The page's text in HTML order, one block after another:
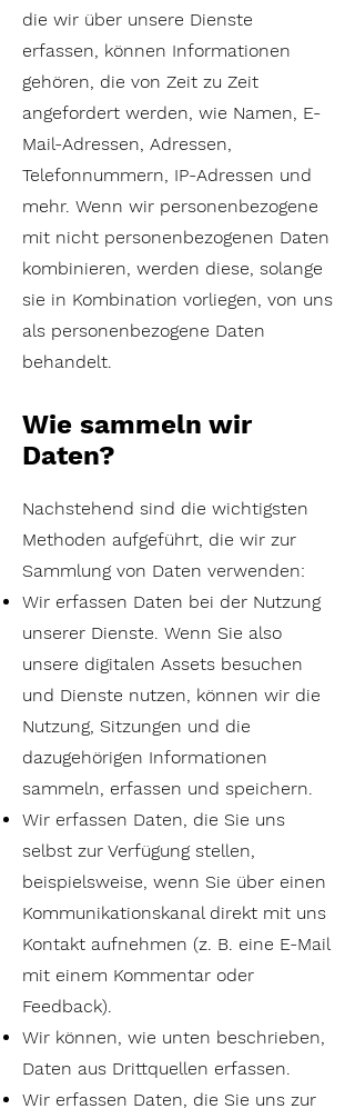
die wir über unsere Dienste
erfassen, können Informationen
gehören, die von Zeit zu Zeit
angefordert werden, wie Namen, E-
Mail-Adressen, Adressen,
Telefonnummern, IP-Adressen und
mehr. Wenn wir personenbezogene
mit nicht personenbezogenen Daten
kombinieren, werden diese, solange
sie in Kombination vorliegen, von uns
als personenbezogene Daten
behandelt.
Wie sammeln wir
Daten?
Nachstehend sind die wichtigsten
Methoden aufgeführt, die wir zur
Sammlung von Daten verwenden:
Wir erfassen Daten bei der Nutzung
unserer Dienste. Wenn Sie also
unsere digitalen Assets besuchen
und Dienste nutzen, können wir die
Nutzung, Sitzungen und die
dazugehörigen Informationen
sammeln, erfassen und speichern.
Wir erfassen Daten, die Sie uns
selbst zur Verfügung stellen,
beispielsweise, wenn Sie über einen
Kommunikationskanal direkt mit uns
Kontakt aufnehmen (z. B. eine E-Mail
mit einem Kommentar oder
Feedback).
Wir können, wie unten beschrieben,
Daten aus Drittquellen erfassen.
Wir erfassen Daten, die Sie uns zur